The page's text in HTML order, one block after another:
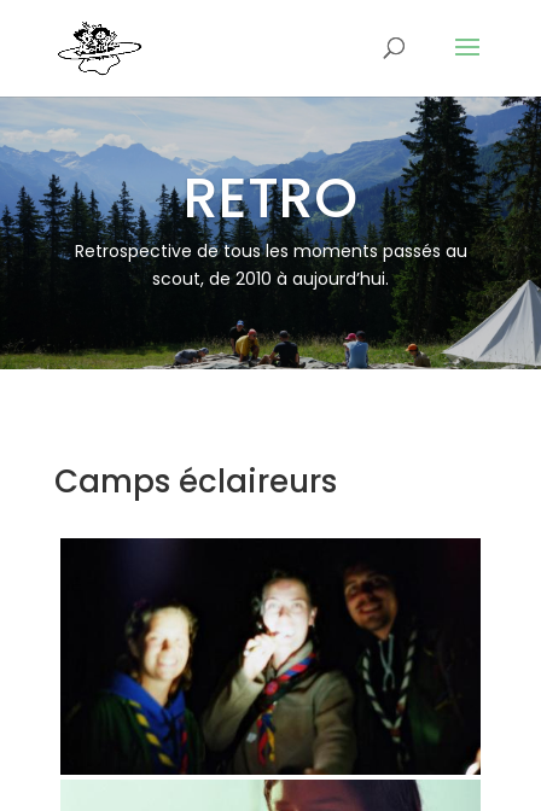
RETRO
Retrospective de tous les moments passés au
scout, de 2010 à aujourd’hui.
Camps éclaireurs